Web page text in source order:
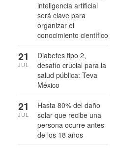
inteligencia artificial
será clave para
organizar el
conocimiento científico
Diabetes tipo 2,
desafío crucial para la
salud pública: Teva
México
21
JUL
Hasta 80% del daño
solar que recibe una
persona ocurre antes
de los 18 años
21
JUL